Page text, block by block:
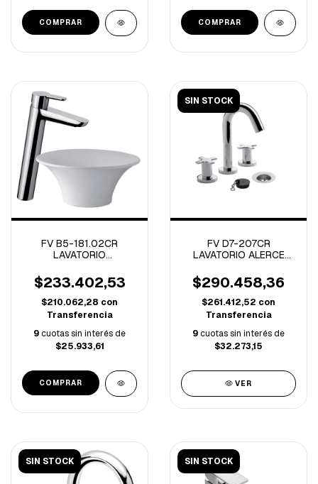
FV B5-181.02CR
LAVATORIO
PUELO CROMO
$233.402,53
$210.062,28 con
Transferencia
9cuotas sin interés de
$25.933,61
SIN STOCK
FV D7-207CR
LAVATORIO ALERCE
$290.458,36
$261.412,52 con
Transferencia
9cuotas sin interés de
$32.273,15
VER
SIN STOCK SIN STOCK